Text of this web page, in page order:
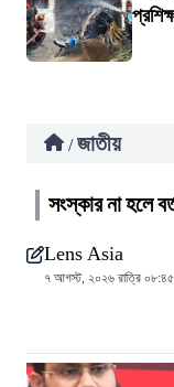
/ জাতীয়
সংস্কার না হলে
Lens Asia
৭ আগস্ট, ২০২৬ রাত্রি ০৮:৪৫